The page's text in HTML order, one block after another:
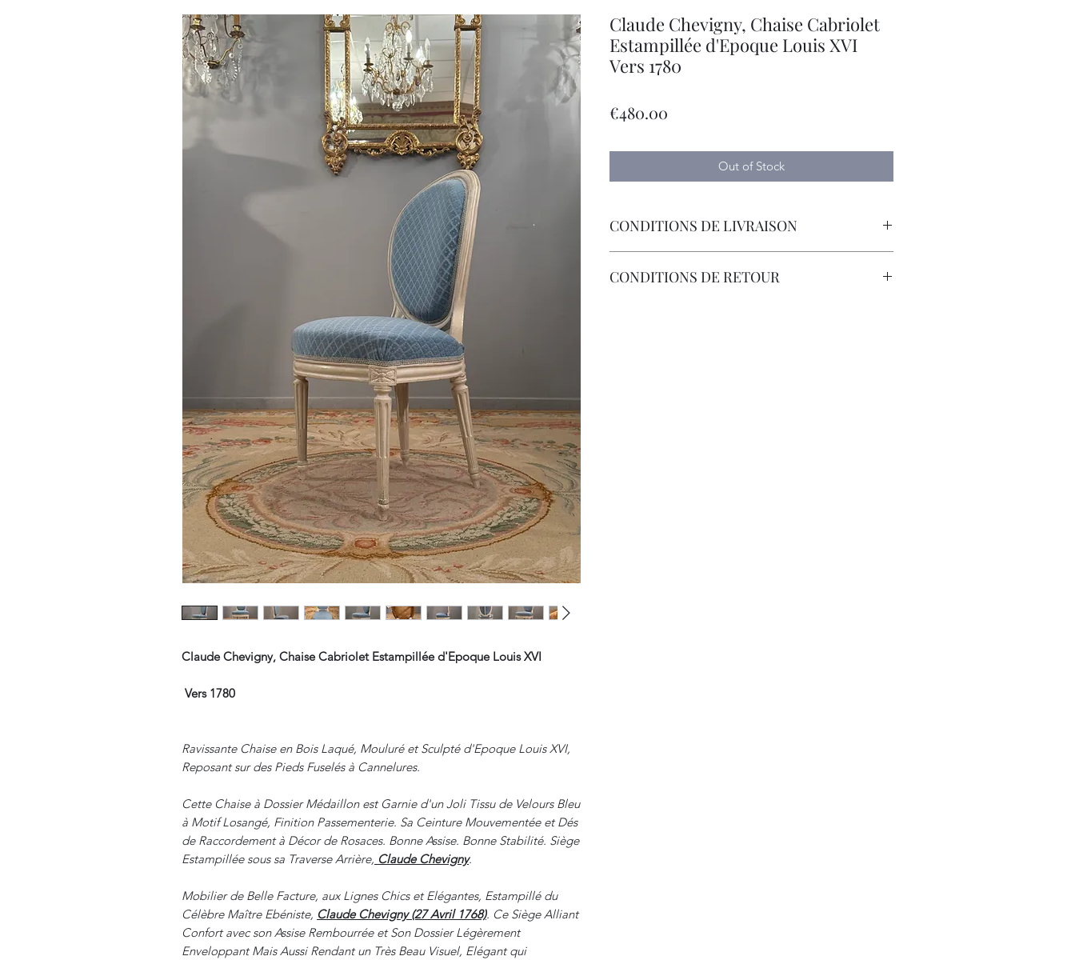
Claude Chevigny, Chaise Cabriolet Estampillée d'Epoque Louis XVI
Vers 1780
Ravissante Chaise en Bois Laqué, Mouluré et Sculpté d'Epoque Louis XVI,
Reposant sur des Pieds Fuselés à Cannelures.
Cette Chaise à Dossier Médaillon est Garnie d'un Joli Tissu de Velours Bleu
à Motif Losangé, Finition Passementerie. Sa Ceinture Mouvementée et Dés
de Raccordement à Décor de Rosaces. Bonne Assise. Bonne Stabilité. Siège
Estampillée sous sa Traverse Arrière, Claude Chevigny.
Mobilier de Belle Facture, aux Lignes Chics et Elégantes, Estampillé du
Célèbre Maître Ebéniste, Claude Chevigny (27 Avril 1768). Ce Siège Alliant
Confort avec son Assise Rembourrée et Son Dossier Légèrement
Enveloppant Mais Aussi Rendant un Très Beau Visuel, Elégant qui
Claude Chevigny, Chaise Cabriolet
Estampillée d'Epoque Louis XVI
Vers 1780
€480.00
Out of Stock
CONDITIONS DE LIVRAISON
CONDITIONS DE RETOUR